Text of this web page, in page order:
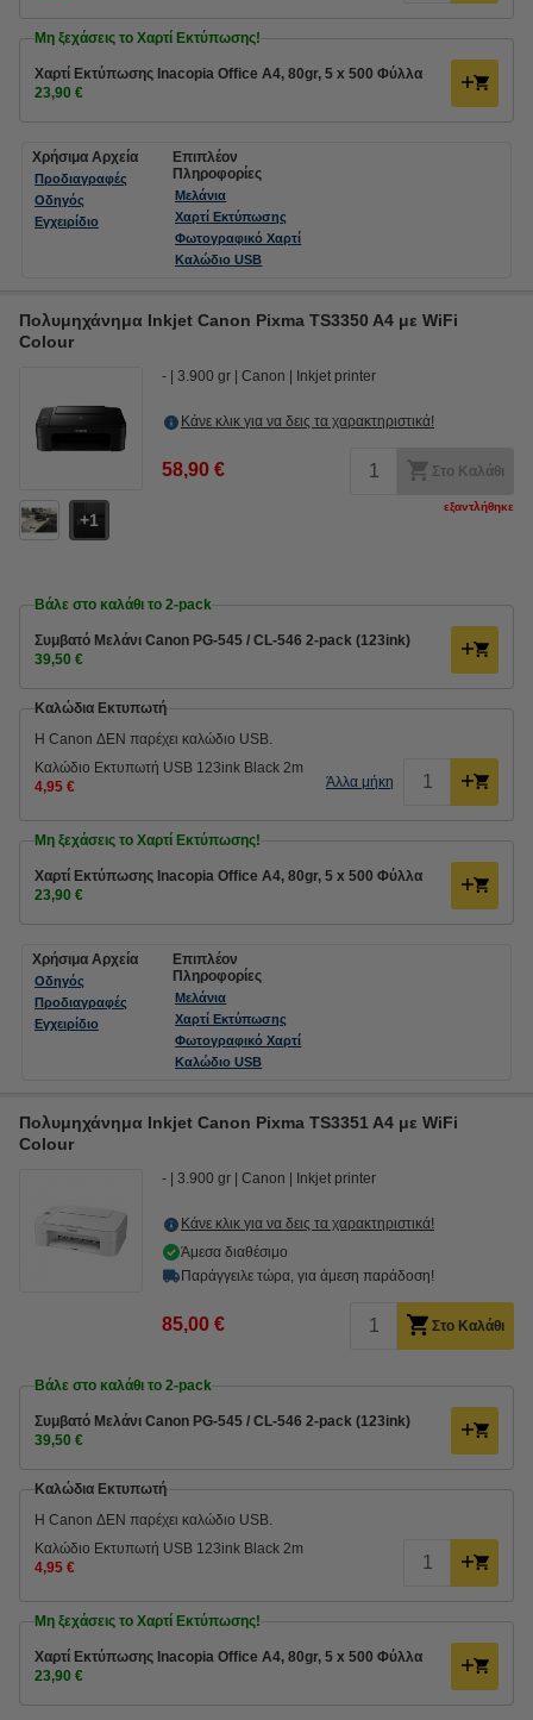
Μη ξεχάσεις το Χαρτί Εκτύπωσης!
Χαρτί Εκτύπωσης Inacopia Office Α4, 80gr, 5 x 500 Φύλλα
23,90 €
Χρήσιμα Αρχεία
Προδιαγραφές
Οδηγός
Εγχειρίδιο
Επιπλέον
Πληροφορίες
Μελάνια
Χαρτί Εκτύπωσης
Φωτογραφικό Χαρτί
Καλώδιο USB
Πολυμηχάνημα Inkjet Canon Pixma TS3350 A4 με WiFi
Colour
1
- 3.900 gr Canon Inkjet printer
Κάνε κλικ για να δεις τα χαρακτηριστικά!
58,90 € Στο Καλάθι
εξαντλήθηκε
Βάλε στο καλάθι το 2-pack
Συμβατό Μελάνι Canon PG-545 / CL-546 2-pack (123ink)
39,50 €
Καλώδια Εκτυπωτή
Η Canon ΔΕΝ παρέχει καλώδιο USB.
Καλώδιο Εκτυπωτή USB 123ink Black 2m
4,95 €
Άλλα μήκη
Μη ξεχάσεις το Χαρτί Εκτύπωσης!
Χαρτί Εκτύπωσης Inacopia Office Α4, 80gr, 5 x 500 Φύλλα
23,90 €
Χρήσιμα Αρχεία
Οδηγός
Προδιαγραφές
Εγχειρίδιο
Επιπλέον
Πληροφορίες
Μελάνια
Χαρτί Εκτύπωσης
Φωτογραφικό Χαρτί
Καλώδιο USB
Πολυμηχάνημα Inkjet Canon Pixma TS3351 A4 με WiFi
Colour
- 3.900 gr Canon Inkjet printer
Κάνε κλικ για να δεις τα χαρακτηριστικά!
Άμεσα διαθέσιμο
Παράγγειλε τώρα, για άμεση παράδοση!
85,00 € Στο Καλάθι
Βάλε στο καλάθι το 2-pack
Συμβατό Μελάνι Canon PG-545 / CL-546 2-pack (123ink)
39,50 €
Καλώδια Εκτυπωτή
Η Canon ΔΕΝ παρέχει καλώδιο USB.
Καλώδιο Εκτυπωτή USB 123ink Black 2m
4,95 €
Μη ξεχάσεις το Χαρτί Εκτύπωσης!
Χαρτί Εκτύπωσης Inacopia Office Α4, 80gr, 5 x 500 Φύλλα
23,90 €